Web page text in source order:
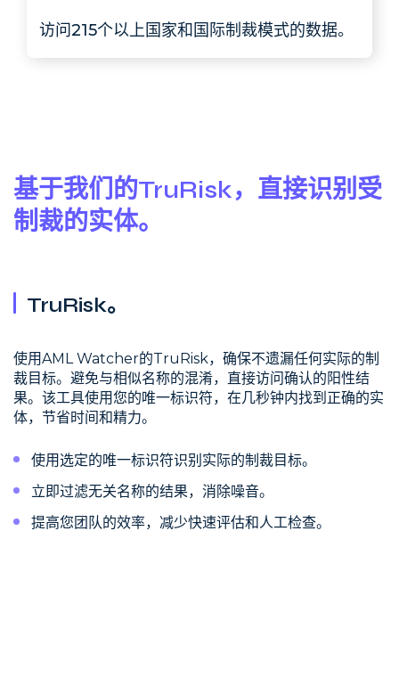
访问215个以上国家和国际制裁模式的数据。
基于我们的TruRisk，直接识别受
制裁的实体。
TruRisk。
使用AML Watcher的TruRisk，确保不遗漏任何实际的制
裁目标。避免与相似名称的混淆，直接访问确认的阳性结
果。该工具使用您的唯一标识符，在几秒钟内找到正确的实
体，节省时间和精力。
使用选定的唯一标识符识别实际的制裁目标。
立即过滤无关名称的结果，消除噪音。
提高您团队的效率，减少快速评估和人工检查。